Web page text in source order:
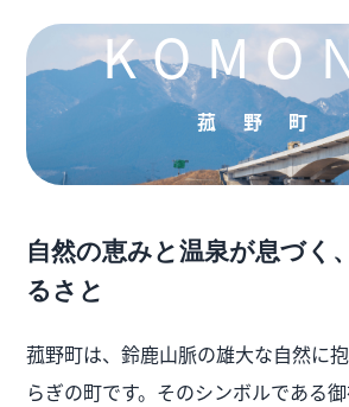
菰野町
自然の恵みと温泉が息づく
るさと
菰野町は、鈴鹿山脈の雄大な自然に
らぎの町です。そのシンボルである